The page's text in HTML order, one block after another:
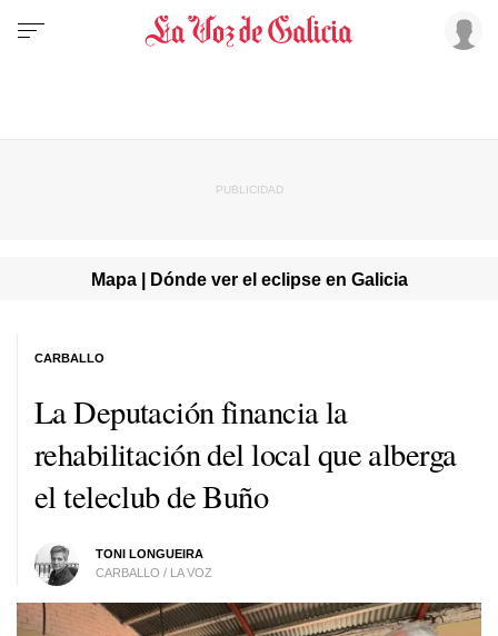
Mapa | Dónde ver el eclipse en Galicia
La Deputación financia la
rehabilitación del local que alberga
el teleclub de Buño
TONI LONGUEIRA
CARBALLO / LA VOZ
CARBALLO